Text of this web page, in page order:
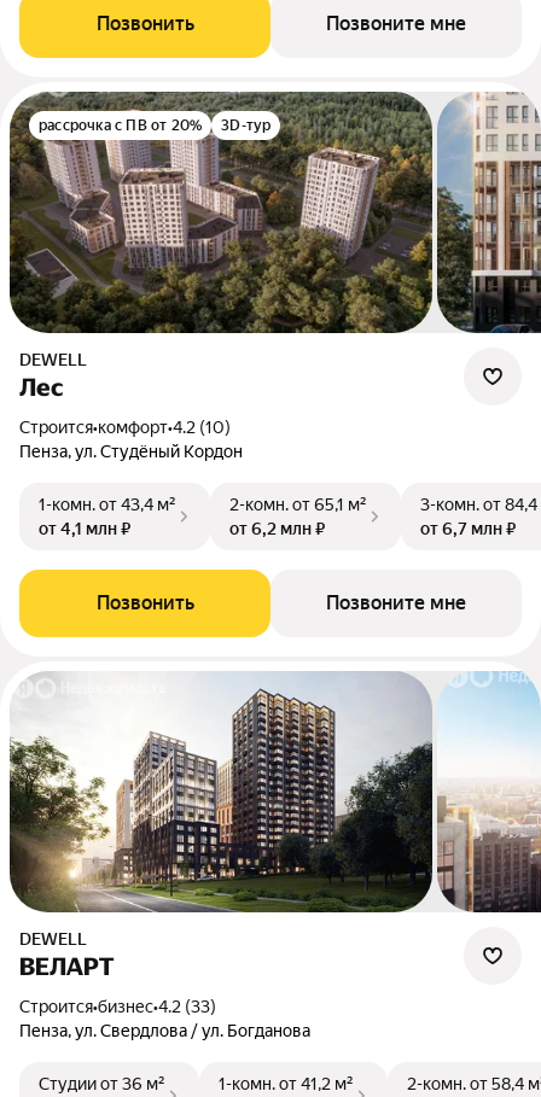
Позвонить Позвоните мне
рассрочка с ПВ от 20% 3D-тур
DEWELL
Лес
Строится•комфорт•4.2 (10)
Пенза, ул. Студёный Кордон
1-комн.от 43,4 м²
от 4,1 млн ₽
2-комн.от 65,1 м²
от 6,2 млн ₽
3-комн.от 84,4
от 6,7 млн ₽
Позвонить Позвоните мне
DEWELL
ВЕЛАРТ
Строится•бизнес•4.2 (33)
Пенза, ул. Свердлова / ул. Богданова
Студииот 36 м²
1-комн.от 41,2 м²
2-комн.от 58,4